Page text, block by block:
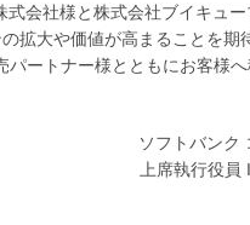
会社様と株式会社ブイキュ
拡大や価値が高まることを期
ートナー様とともにお客様
ソフトバンク
上席執行役